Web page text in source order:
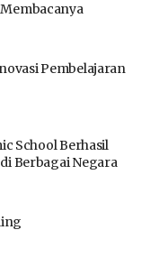
Pembelajaran
School Berhasil
Berbagai Negara